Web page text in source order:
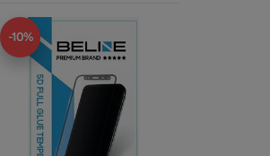
-10%